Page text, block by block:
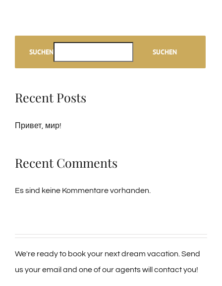
SUCHEN SUCHEN
Recent Posts
Привет, мир!
Recent Comments
Es sind keine Kommentare vorhanden.
We're ready to book your next dream vacation. Send
us your email and one of our agents will contact you!